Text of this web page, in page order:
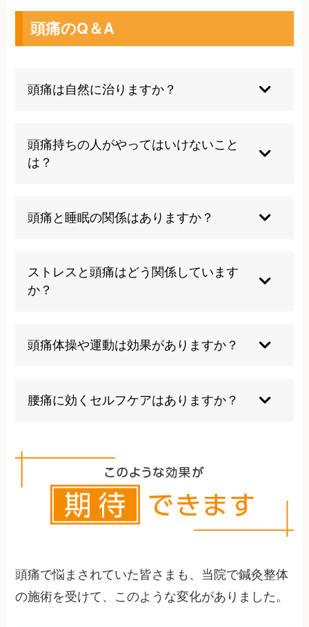
頭痛のQ＆A
頭痛は自然に治りますか？
息で改善することもありますが、片頭痛や群発頭
痛などは適切な治療が必要です。慢性化した頭痛
します。
頭痛持ちの人がやってはいけないこと
は？
痛を引き起こすリスクがあります。また、自分の
頭痛の引き金となる食品や行動（睡眠不足、過度
だけ避けることが大切です。
頭痛と睡眠の関係はありますか？
過多も頭痛の引き金になります。また、睡眠中や
起床時に頭痛が起こることもあります。規則正し
ストレスと頭痛はどう関係しています
か？
くと筋肉が硬くなり頭痛を引き起こします。興味
深いことに、ストレスがある時だけでなく、スト
こることがあります。
頭痛体操や運動は効果がありますか？
や適度な有酸素運動が効果的です。ただし、激し
い運動は逆に頭痛を誘発することもあるため、自
腰痛に効くセルフケアはありますか？
（殿筋群）、太ももの裏（大腿二頭筋）、ふくら
はぎ（腓腹筋）の定期的に動かすことです。1回
あたりの数秒のストレッチ、1時間に1度は立ち歩
くことも必要です。骨盤が寝ない姿勢を意識しま
しょう。
頭痛で悩まされていた皆さまも、当院で鍼灸整体
の施術を受けて、このような変化がありました。